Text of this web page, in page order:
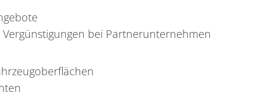
bei Partnerunternehmen